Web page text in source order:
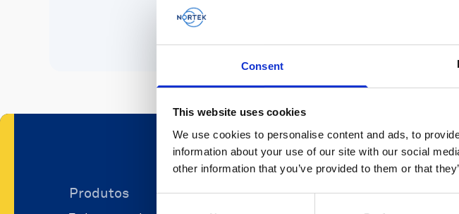
Consent
This website uses cookies
We use cookies to personalise content and ads, to
information about your use of our site with our social
other information that you’ve provided to them or that
Produtos Aplicações